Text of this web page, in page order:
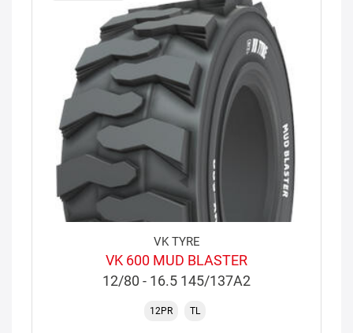
VK TYRE
VK 600 MUD BLASTER
12/80 - 16.5 145/137A2
12PR TL